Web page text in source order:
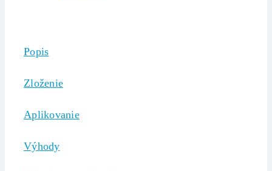
Popis
Zloženie
Aplikovanie
Výhody